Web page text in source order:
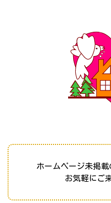
ホームページ未掲載
お気軽にご